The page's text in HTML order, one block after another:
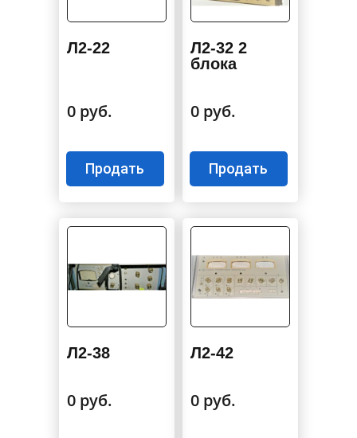
Л2-22
0 руб.
Продать
Л2-32 2
блока
0 руб.
Продать
Л2-38
0 руб.
Л2-42
0 руб.